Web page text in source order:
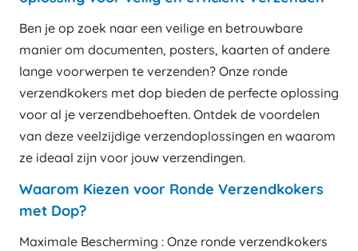
Ben je op zoek naar een veilige en betrouwbare
manier om documenten, posters, kaarten of andere
lange voorwerpen te verzenden? Onze ronde
verzendkokers met dop bieden de perfecte oplossing
voor al je verzendbehoeften. Ontdek de voordelen
van deze veelzijdige verzendoplossingen en waarom
ze ideaal zijn voor jouw verzendingen.
Waarom Kiezen voor Ronde Verzendkokers
met Dop?
Maximale Bescherming : Onze ronde verzendkokers